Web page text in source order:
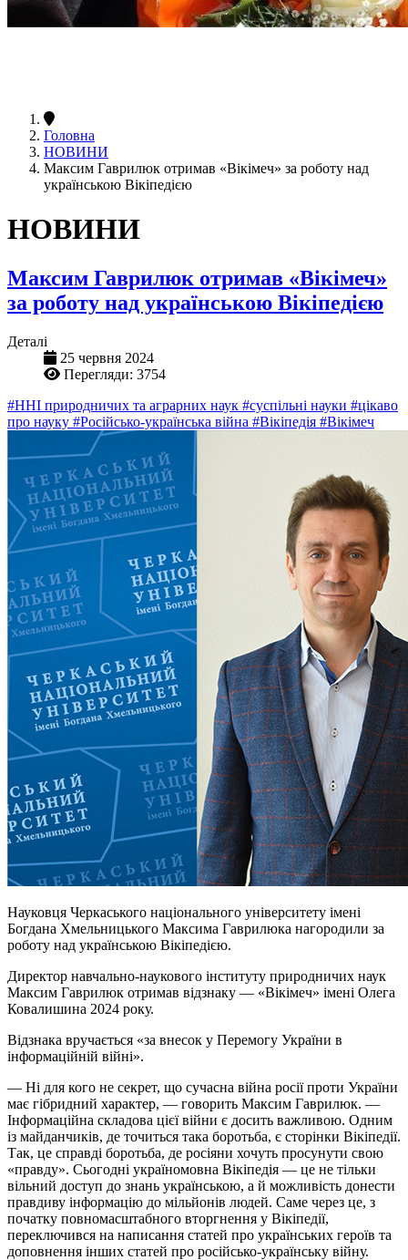
Головна
НОВИНИ
Максим Гаврилюк отримав «Вікімеч» за роботу над
українською Вікіпедією
НОВИНИ
Максим Гаврилюк отримав «Вікімеч»
за роботу над українською Вікіпедією
Деталі
25 червня 2024
Перегляди: 3754
#ННІ природничих та аграрних наук #суспільні науки #цікаво
про науку #Російсько-українська війна #Вікіпедія #Вікімеч
Науковця Черкаського національного університету імені
Богдана Хмельницького Максима Гаврилюка нагородили за
роботу над українською Вікіпедією.
Директор навчально-наукового інституту природничих наук
Максим Гаврилюк отримав відзнаку — «Вікімеч» імені Олега
Ковалишина 2024 року.
Відзнака вручається «за внесок у Перемогу України в
інформаційній війні».
— Ні для кого не секрет, що сучасна війна росії проти України
має гібридний характер, — говорить Максим Гаврилюк. —
Інформаційна складова цієї війни є досить важливою. Одним
із майданчиків, де точиться така боротьба, є сторінки Вікіпедії.
Так, це справді боротьба, де росіяни хочуть просунути свою
«правду». Сьогодні україномовна Вікіпедія — це не тільки
вільний доступ до знань українською, а й можливість донести
правдиву інформацію до мільйонів людей. Саме через це, з
початку повномасштабного вторгнення у Вікіпедії,
переключився на написання статей про українських героїв та
доповнення інших статей про російсько-українську війну.